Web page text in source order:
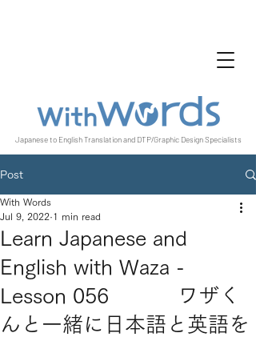
Japanese to English Translation and DTP/Graphic Design Specialists
Post
Learn Japanese and
English with Waza -
Lesson 056 ワザく
んと一緒に日本語と英語を
With Words
Jul 9, 2022 1 min read